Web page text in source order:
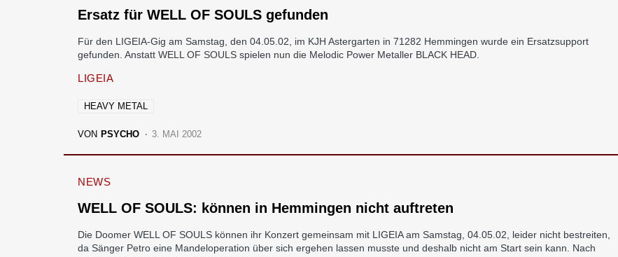
Ersatz für WELL OF SOULS gefunden
Für den LIGEIA-Gig am Samstag, den 04.05.02, im KJH Astergarten in 71282 Hemmingen wurde ein Ersatzsupport
gefunden. Anstatt WELL OF SOULS spielen nun die Melodic Power Metaller BLACK HEAD.
LIGEIA
HEAVY METAL
VON PSYCHO 3. MAI 2002
NEWS
WELL OF SOULS: können in Hemmingen nicht auftreten
Die Doomer WELL OF SOULS können ihr Konzert gemeinsam mit LIGEIA am Samstag, 04.05.02, leider nicht bestreiten,
da Sänger Petro eine Mandeloperation über sich ergehen lassen musste und deshalb nicht am Start sein kann. Nach